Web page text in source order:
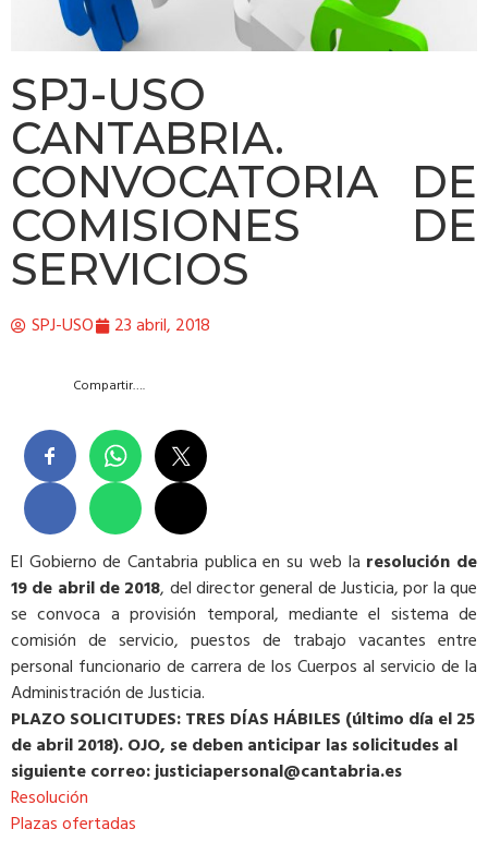
SPJ-USO
CANTABRIA.
CONVOCATORIA DE
COMISIONES DE
SERVICIOS
SPJ-USO 23 abril, 2018
Compartir….
El Gobierno de Cantabria publica en su web la resolución de
19 de abril de 2018, del director general de Justicia, por la que
se convoca a provisión temporal, mediante el sistema de
comisión de servicio, puestos de trabajo vacantes entre
personal funcionario de carrera de los Cuerpos al servicio de la
Administración de Justicia.
PLAZO SOLICITUDES: TRES DÍAS HÁBILES (último día el 25
de abril 2018). OJO, se deben anticipar las solicitudes al
siguiente correo: justiciapersonal@cantabria.es
Resolución
Plazas ofertadas